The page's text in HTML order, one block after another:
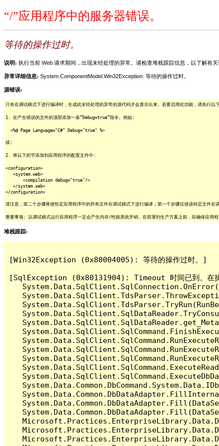
“/”应用程序中的服务器错误。
等待的操作过时。
说明: 执行当前 Web 请求期间，出现未经处理的异常。请检查堆栈跟踪信息，以了解有
异常详细信息: System.ComponentModel.Win32Exception: 等待的操作过时。
源错误:
只有在调试模式下进行编译时，生成此未经处理的异常的源代码才会显示出来。若要启用此功能，请执行以
1. 在产生错误的文件的顶部添加一条“Debug=true”指令。例如:
<%@ Page Language="C#" Debug="true" %>
或:
2. 将以下的节添加到应用程序的配置文件中:
<configuration>
<system.web>
<compilation debug="true"/>
</system.web>
</configuration>
请注意，第二个步骤将使给定应用程序中的所有文件在调试模式下进行编译；第一个步骤仅使该特定文件在
重要事项: 以调试模式运行应用程序一定会产生内存/性能系统开销。在部署到生产方案之前，应确保应用程
堆栈跟踪:
[Win32Exception (0x80004005): 等待的操作过时。]
[SqlException (0x80131904): Timeout 时间已到。在操